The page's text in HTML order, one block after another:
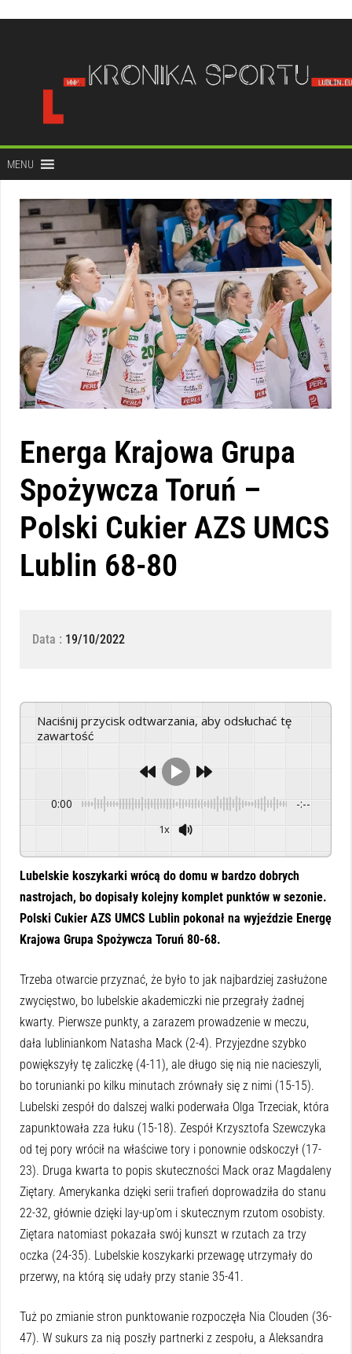
treści
MENU
Energa Krajowa Grupa
Spożywcza Toruń –
Polski Cukier AZS UMCS
Lublin 68-80
Data : 19/10/2022
Naciśnij przycisk odtwarzania, aby odsłuchać tę
zawartość
0:00 -:--
1x
Lubelskie koszykarki wrócą do domu w bardzo dobrych
nastrojach, bo dopisały kolejny komplet punktów w sezonie.
Polski Cukier AZS UMCS Lublin pokonał na wyjeździe Energę
Krajowa Grupa Spożywcza Toruń 80-68.
Trzeba otwarcie przyznać, że było to jak najbardziej zasłużone
zwycięstwo, bo lubelskie akademiczki nie przegrały żadnej
kwarty. Pierwsze punkty, a zarazem prowadzenie w meczu,
dała lubliniankom Natasha Mack (2-4). Przyjezdne szybko
powiększyły tę zaliczkę (4-11), ale długo się nią nie nacieszyli,
bo torunianki po kilku minutach zrównały się z nimi (15-15).
Lubelski zespół do dalszej walki poderwała Olga Trzeciak, która
zapunktowała zza łuku (15-18). Zespół Krzysztofa Szewczyka
od tej pory wrócił na właściwe tory i ponownie odskoczył (17-
23). Druga kwarta to popis skuteczności Mack oraz Magdaleny
Ziętary. Amerykanka dzięki serii trafień doprowadziła do stanu
22-32, głównie dzięki lay-up’om i skutecznym rzutom osobisty.
Ziętara natomiast pokazała swój kunszt w rzutach za trzy
oczka (24-35). Lubelskie koszykarki przewagę utrzymały do
przerwy, na którą się udały przy stanie 35-41.
Tuż po zmianie stron punktowanie rozpoczęła Nia Clouden (36-
47). W sukurs za nią poszły partnerki z zespołu, a Aleksandra